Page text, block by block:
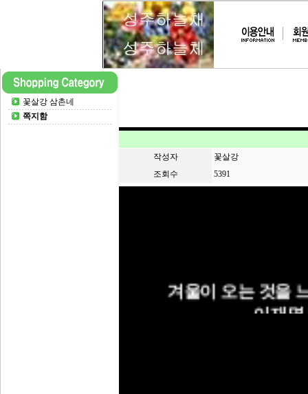
꽃살강 삼촌네
쪽지함
작성자
꽃살강
조회수
5391
겨울이 오는 것을
이재